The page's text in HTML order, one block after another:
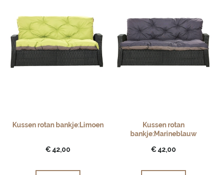
Kussen rotan bankje:Limoen
€ 42,00
Kussen rotan
bankje:Marineblauw
€ 42,00